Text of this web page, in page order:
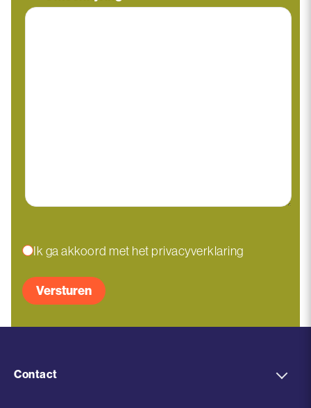
Instemming
Ik ga akkoord met het privacyverklaring
Contact